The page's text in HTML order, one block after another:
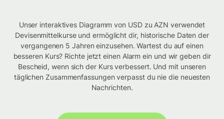
Unser interaktives Diagramm von USD zu AZN verwendet
Devisenmittelkurse und ermöglicht dir, historische Daten der
vergangenen 5 Jahren einzusehen. Wartest du auf einen
besseren Kurs? Richte jetzt einen Alarm ein und wir geben dir
Bescheid, wenn sich der Kurs verbessert. Und mit unseren
täglichen Zusammenfassungen verpasst du nie die neuesten
Nachrichten.